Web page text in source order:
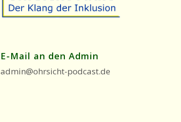
E-Mail an den Admin
admin@ohrsicht-podcast.de